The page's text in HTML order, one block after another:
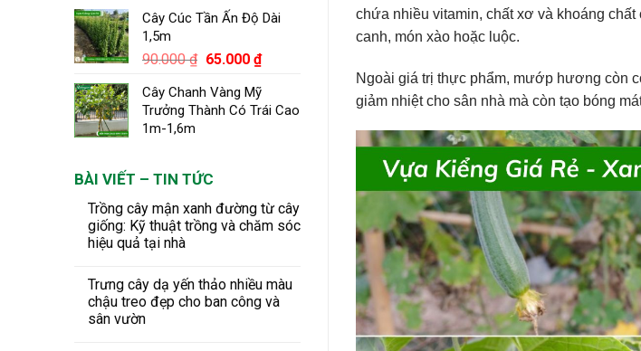
Cây Cúc Tần Ấn Độ Dài
1,5m
90.000₫ Giá
là:
90.000 ₫.
65.000 ₫Giá
tại
là:
Cây Chanh Vàng Mỹ
Trưởng Thành Có Trái Cao
1m-1,6m
BÀI VIẾT – TIN TỨC
Trồng cây mận xanh đường từ cây
giống: Kỹ thuật trồng và chăm sóc
hiệu quả tại nhà
Trưng cây dạ yến thảo nhiều màu
chậu treo đẹp cho ban công và
sân vườn
chứa nhiều vitamin, chất xơ và khoáng
canh, món xào hoặc luộc.
Ngoài giá trị thực phẩm, mướp hương còn
giảm nhiệt cho sân nhà mà còn tạo bóng